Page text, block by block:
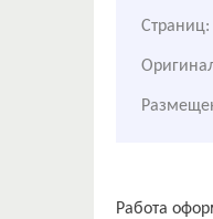
Страниц:
Работа